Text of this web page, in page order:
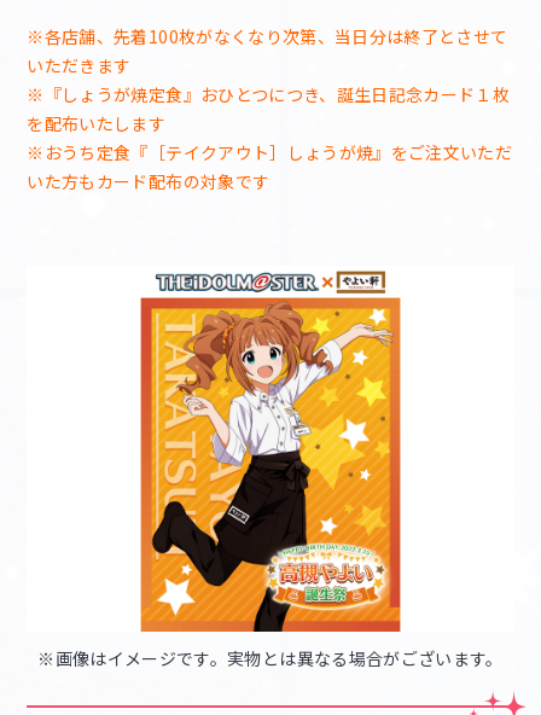
※各店舗、先着100枚がなくなり次第、当日分は終了とさせて
いただきます
※『しょうが焼定食』おひとつにつき、誕生日記念カード１枚
を配布いたします
※おうち定食『［テイクアウト］しょうが焼』をご注文いただ
いた方もカード配布の対象です
※画像はイメージです。実物とは異なる場合がございます。